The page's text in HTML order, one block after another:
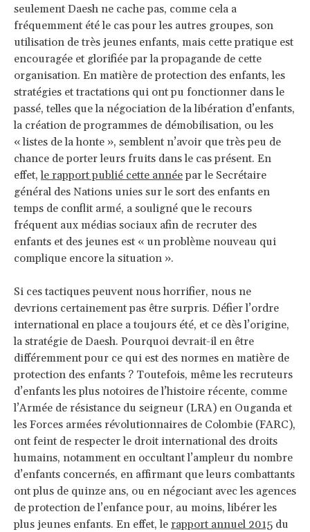
seulement Daesh ne cache pas, comme cela a
fréquemment été le cas pour les autres groupes, son
utilisation de très jeunes enfants, mais cette pratique est
encouragée et glorifiée par la propagande de cette
organisation. En matière de protection des enfants, les
stratégies et tractations qui ont pu fonctionner dans le
passé, telles que la négociation de la libération d’enfants,
la création de programmes de démobilisation, ou les
« listes de la honte », semblent n’avoir que très peu de
chance de porter leurs fruits dans le cas présent. En
effet,le rapport publié cette annéepar le Secrétaire
général des Nations unies sur le sort des enfants en
temps de conflit armé, a souligné que le recours
fréquent aux médias sociaux afin de recruter des
enfants et des jeunes est « un problème nouveau qui
complique encore la situation ».
Si ces tactiques peuvent nous horrifier, nous ne
devrions certainement pas être surpris. Défier l’ordre
international en place a toujours été, et ce dès l’origine,
la stratégie de Daesh. Pourquoi devrait-il en être
différemment pour ce qui est des normes en matière de
protection des enfants ? Toutefois, même les recruteurs
d’enfants les plus notoires de l’histoire récente, comme
l’Armée de résistance du seigneur (LRA) en Ouganda et
les Forces armées révolutionnaires de Colombie (FARC),
ont feint de respecter le droit international des droits
humains, notamment en occultant l’ampleur du nombre
d’enfants concernés, en affirmant que leurs combattants
ont plus de quinze ans, ou en négociant avec les agences
de protection de l’enfance pour, au moins, libérer les
plus jeunes enfants. En effet, le rapport annuel 2015 du